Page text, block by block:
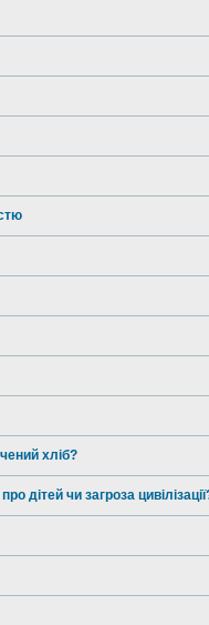
хліб?
дітей чи загроза